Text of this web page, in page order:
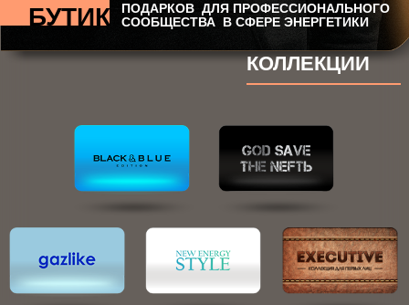
ОДЕЖДА